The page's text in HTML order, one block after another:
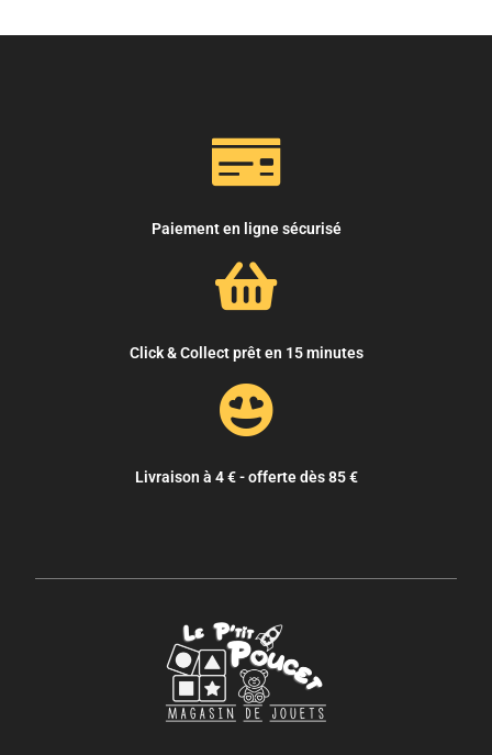
Paiement en ligne sécurisé
Click & Collect prêt en 15 minutes
Livraison à 4 € - offerte dès 85 €